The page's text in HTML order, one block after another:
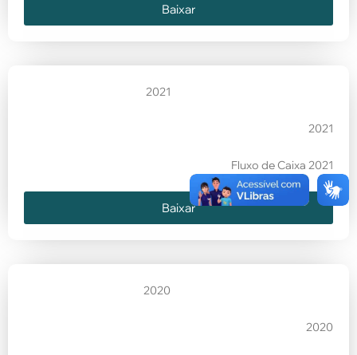
Baixar
2021
2021
Fluxo de Caixa 2021
Baixar
2020
2020